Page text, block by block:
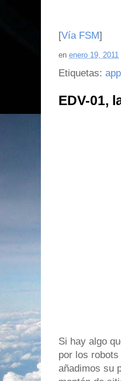
[Vía FSM]
en enero 19, 2011
Etiquetas:
EDV-01,
Si hay algo
por los
añadimos su